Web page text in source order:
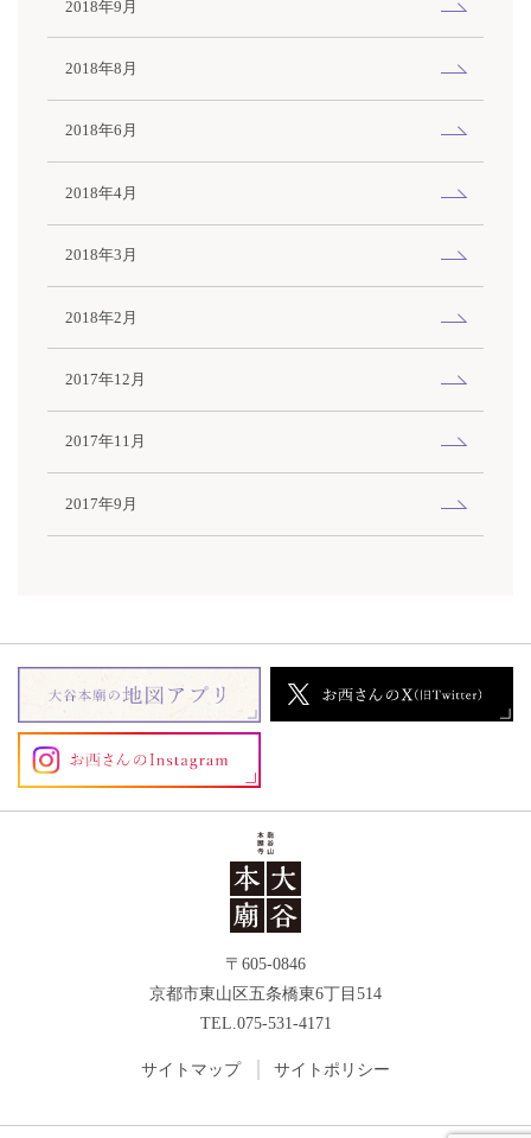
2018年9月
2018年8月
2018年6月
2018年4月
2018年3月
2018年2月
2017年12月
2017年11月
2017年9月
〒605-0846
京都市東山区五条橋東6丁目514
TEL.075-531-4171
サイトマップ サイトポリシー